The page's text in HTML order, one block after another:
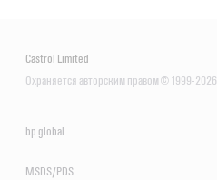
Castrol Limited
Охраняется авторским правом © 1999-2026
bp global
MSDS/PDS